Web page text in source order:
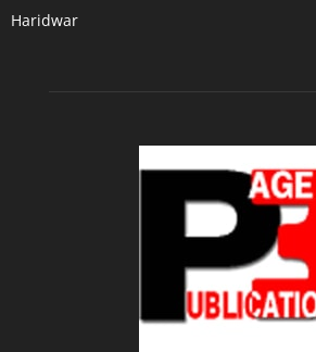
Haridwar